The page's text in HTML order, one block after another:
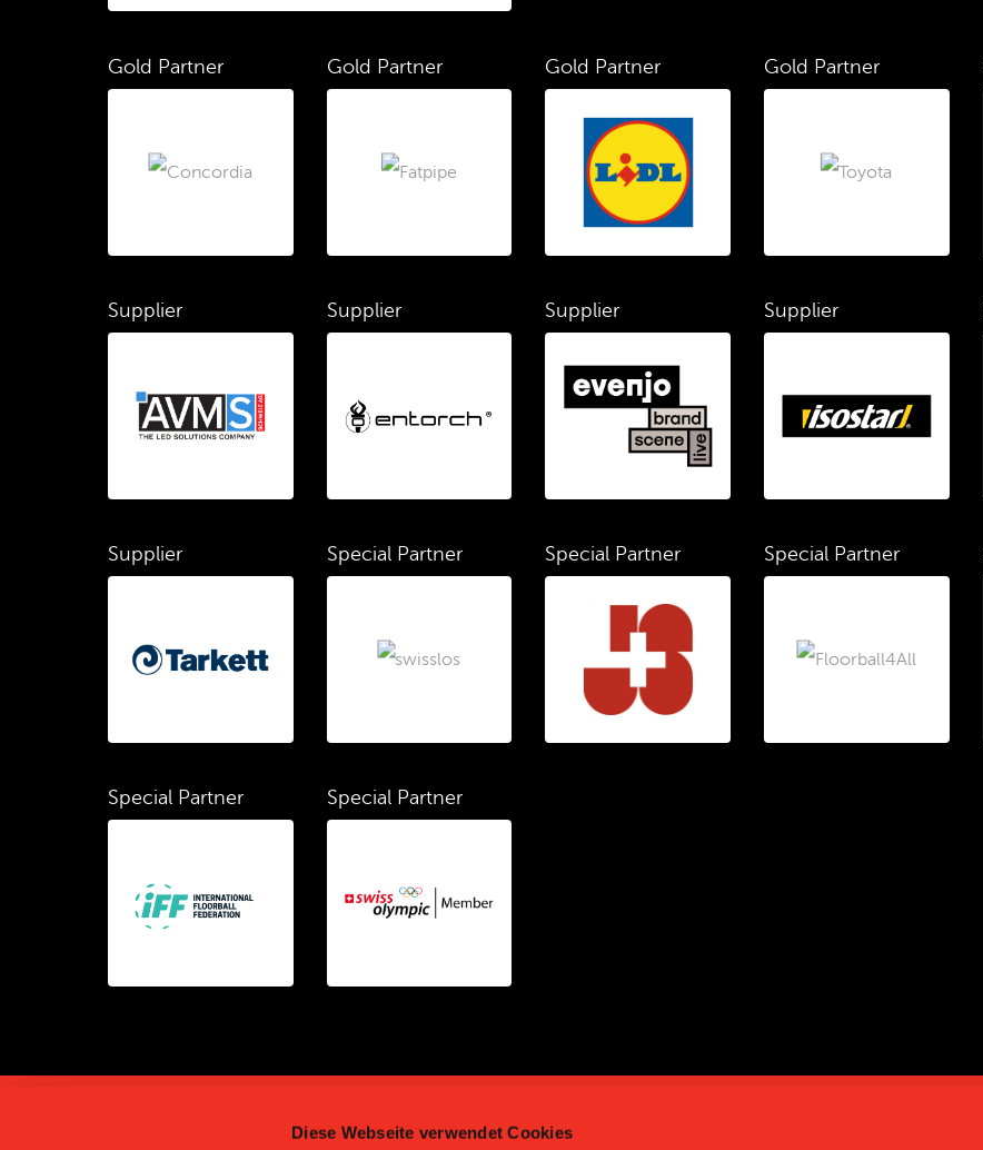
Diese Webseite verwendet Cookies
Gold Partner Gold Partner Gold Partner Gold Partner
Supplier Supplier Supplier Supplier
Supplier Special Partner Special Partner Special Partner
Special Partner Special Partner